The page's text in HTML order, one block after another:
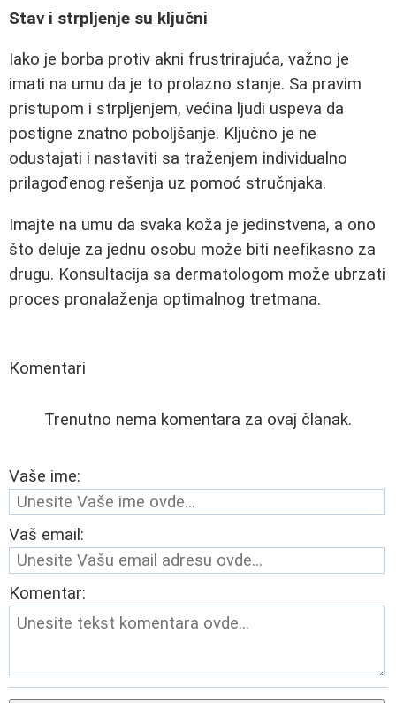
Stav i strpljenje su ključni
Iako je borba protiv akni frustrirajuća, važno je
imati na umu da je to prolazno stanje. Sa pravim
pristupom i strpljenjem, većina ljudi uspeva da
postigne znatno poboljšanje. Ključno je ne
odustajati i nastaviti sa traženjem individualno
prilagođenog rešenja uz pomoć stručnjaka.
Imajte na umu da svaka koža je jedinstvena, a ono
što deluje za jednu osobu može biti neefikasno za
drugu. Konsultacija sa dermatologom može ubrzati
proces pronalaženja optimalnog tretmana.
Komentari
Trenutno nema komentara za ovaj članak.
Vaše ime:
Vaš email:
Komentar: